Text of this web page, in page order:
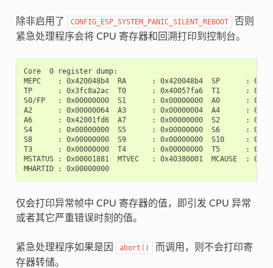
除非启用了 CONFIG_ESP_SYSTEM_PANIC_SILENT_REBOOT
否则
紧急处理程序会将 CPU 寄存器和回溯打印到控制台。
Core  0 register dump:
MEPC    : 0x420048b4  RA      : 0x420048b4  SP      :
TP      : 0x3fc8a2ac  T0      : 0x40057fa6  T1      :
S0/FP   : 0x00000000  S1      : 0x00000000  A0      :
A2      : 0x00000064  A3      : 0x00000004  A4      :
A6      : 0x42001fd6  A7      : 0x00000000  S2      :
S4      : 0x00000000  S5      : 0x00000000  S6      :
S8      : 0x00000000  S9      : 0x00000000  S10     :
T3      : 0x00000000  T4      : 0x00000000  T5      :
MSTATUS : 0x00001881  MTVEC   : 0x40380001  MCAUSE  :
MHARTID : 0x00000000
仅会打印异常帧中 CPU 寄存器的值，即引发 CPU 异常
或者其它严重错误时刻的值。
紧急处理程序如果是因 abort()
而调用，则不会打印寄
存器转储。